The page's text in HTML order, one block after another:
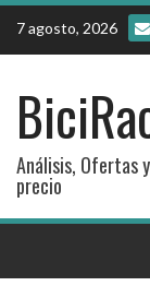
Skip
content
7 agosto, 2026
Análisis, Ofertas
precio